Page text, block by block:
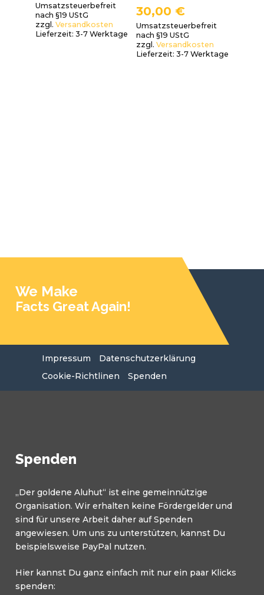
Umsatzsteuerbefreit
nach §19 UStG
zzgl. Versandkosten
Lieferzeit: 3-7 Werktage
30,00 €
Umsatzsteuerbefreit
nach §19 UStG
zzgl. Versandkosten
Lieferzeit: 3-7 Werktage
We Make
Facts Great Again!
Impressum
Datenschutzerklärung
Cookie-Richtlinen
Spenden
Spenden
„Der goldene Aluhut“ ist eine gemeinnützige
Organisation. Wir erhalten keine Fördergelder und
sind für unsere Arbeit daher auf Spenden
angewiesen. Um uns zu unterstützen, kannst Du
beispielsweise PayPal nutzen.
Hier kannst Du ganz einfach mit nur ein paar Klicks
spenden: